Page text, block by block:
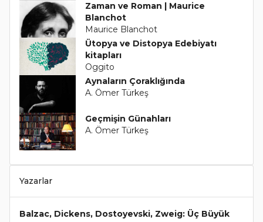
Zaman ve Roman | Maurice
Blanchot
Maurice Blanchot
Ütopya ve Distopya Edebiyatı
kitapları
Oggito
Aynaların Çoraklığında
A. Ömer Türkeş
Geçmişin Günahları
A. Ömer Türkeş
Yazarlar
Balzac, Dickens, Dostoyevski, Zweig: Üç Büyük